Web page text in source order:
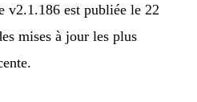
est publiée le 22
mises à jour les plus